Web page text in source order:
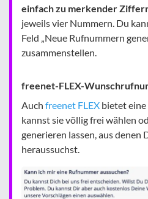
einfach zu merkender
jeweils vier Nummern. Du
Feld „Neue Rufnummern
zusammenstellen.
freenet-FLEX-
Auch freenet FLEX bietet
kannst sie völlig frei wählen
generieren lassen, aus denen
heraussuchst.